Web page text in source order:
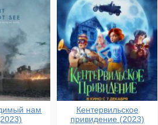
нам
Кентервильское
привидение (2023)